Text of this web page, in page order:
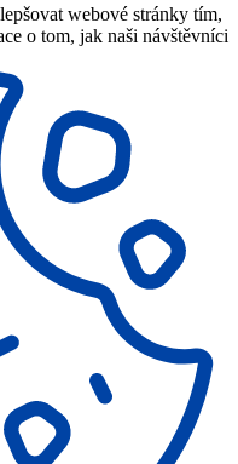
webové stránky tím,
o tom, jak naši návštěvníci